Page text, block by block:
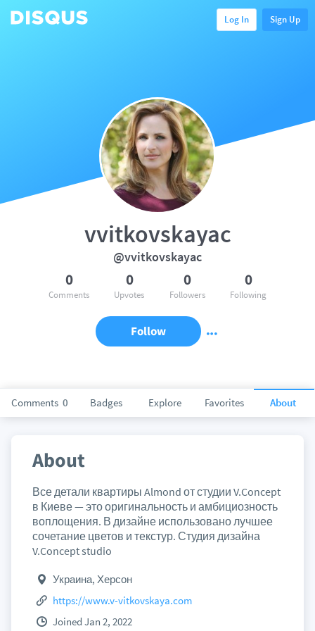
Log In Sign Up
Comments 0 Badges Explore Favorites About
vvitkovskayac
@vvitkovskayac
0
Comments
0
Upvotes
0
Followers
0
Following
Follow
About
Все детали квартиры Almond от студии V.Concept
в Киеве — это оригинальность и амбициозность
воплощения. В дизайне использовано лучшее
сочетание цветов и текстур. Студия дизайна
V.Concept studio
Украина, Херсон
https://www.v-vitkovskaya.com
Joined Jan 2, 2022